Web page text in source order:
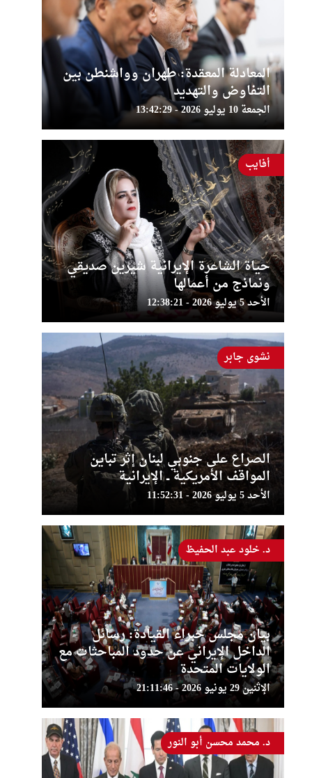
المعادلة المعقدة: طهران وواشنطن بين
التفاوض والتهديد
الجمعة 10 يوليو 2026 - 13:42:29
حياة الشاعرة الإيرانية شيرين صديقي
ونماذج من أعمالها
الأحد 5 يوليو 2026 - 12:38:21
أفايب
الصراع على جنوبي لبنان إثر تباين
المواقف الأمريكية ــ الإيرانية
الأحد 5 يوليو 2026 - 11:52:31
نشوى جابر
بيان مجلس خبراء القيادة: رسائل
الداخل الإيراني عن حدود المباحثات مع
الولايات المتحدة
الإثنين 29 يونيو 2026 - 21:11:46
د. خلود عبد الحفيظ
د. محمد محسن أبو النور